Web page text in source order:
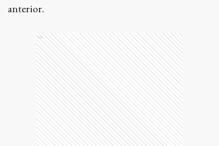
anterior.
Ads